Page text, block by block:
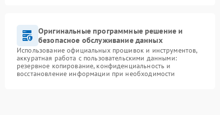
Оригинальные программные решение и
безопасное обслуживание данных
Использование официальных прошивок и инструментов,
аккуратная работа с пользовательскими данными:
резервное копирование, конфиденциальность и
восстановление информации при необходимости